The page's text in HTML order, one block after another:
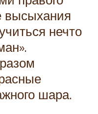
высыхания
нечто
шара.